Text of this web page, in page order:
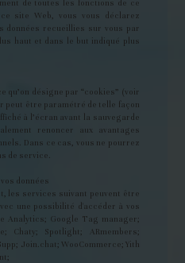
de toutes les fonctions de ce
site Web, vous vous déclarez
données recueillies sur vous par
haut et dans le but indiqué plus
qu’on désigne par “cookies” (voir
peut être paramétré de telle façon
à l’écran avant la sauvegarde
renoncer aux avantages
Dans ce cas, vous ne pourrez
de service.
données
les services suivant peuvent être
une possibilité d'accéder à vos
Analytics; Google Tag manager;
Chaty; Spotlight; ARmembers;
Join.chat; WooCommerce; Yith